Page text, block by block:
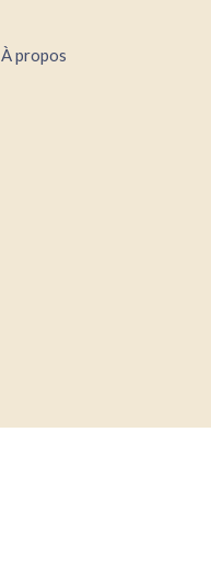
À propos